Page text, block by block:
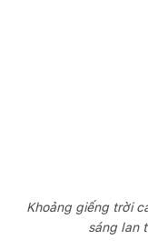
Khoảng giếng trời
sáng lan